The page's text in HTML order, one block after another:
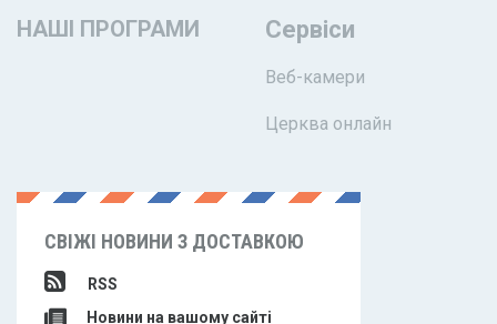
НАШІ ПРОГРАМИ Сервіси
Веб-камери
Церква онлайн
СВІЖІ НОВИНИ З ДОСТАВКОЮ
RSS
Новини на вашому сайті